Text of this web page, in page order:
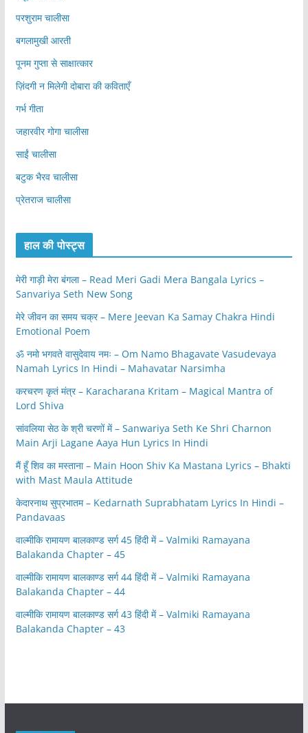
परशुराम चालीसा
बगलामुखी आरती
पूनम गुप्ता से साक्षात्कार
ज़िंदगी न मिलेगी दोबारा की कविताएँ
गर्भ गीता
जहारवीर गोगा चालीसा
साईं चालीसा
बटुक भैरव चालीसा
प्रेतराज चालीसा
हाल की पोस्ट्स
मेरी गाड़ी मेरा बंगला – Read Meri Gadi Mera Bangala Lyrics –
Sanvariya Seth New Song
मेरे जीवन का समय चक्र – Mere Jeevan Ka Samay Chakra Hindi
Emotional Poem
ॐ नमो भगवते वासुदेवाय नमः – Om Namo Bhagavate Vasudevaya
Namah Lyrics In Hindi – Mahavatar Narsimha
करचरण कृतं मंत्र – Karacharana Kritam – Magical Mantra of
Lord Shiva
सांवलिया सेठ के श्री चरणों में – Sanwariya Seth Ke Shri Charnon
Main Arji Lagane Aaya Hun Lyrics In Hindi
मैं हूँ शिव का मस्ताना – Main Hoon Shiv Ka Mastana Lyrics – Bhakti
with Mast Maula Attitude
केदारनाथ सुप्रभातम – Kedarnath Suprabhatam Lyrics In Hindi –
Pandavaas
वाल्मीकि रामायण बालकाण्ड सर्ग 45 हिंदी में – Valmiki Ramayana
Balakanda Chapter – 45
वाल्मीकि रामायण बालकाण्ड सर्ग 44 हिंदी में – Valmiki Ramayana
Balakanda Chapter – 44
वाल्मीकि रामायण बालकाण्ड सर्ग 43 हिंदी में – Valmiki Ramayana
Balakanda Chapter – 43